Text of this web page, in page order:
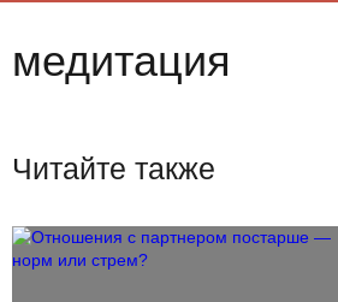
медитация
Читайте также